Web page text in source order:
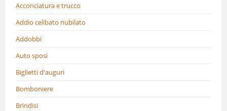
Acconciatura e trucco
Addio celibato nubilato
Addobbi
Auto sposi
Biglietti d'auguri
Bomboniere
Brindisi